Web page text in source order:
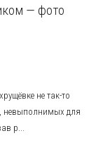
— фото
не так-то
невыполнимых для
р...